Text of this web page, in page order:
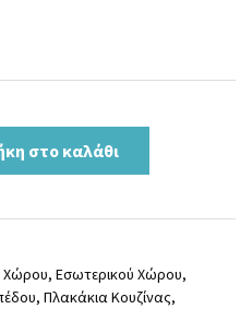
στο καλάθι
Χώρου, Εσωτερικού Χώρου,
, Πλακάκια Κουζίνας,